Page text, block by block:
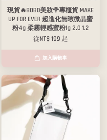
現貨🔥BOBO美妝🌹專櫃貨 MAKE
UP FOR EVER 超進化無暇微晶蜜
粉4g 柔霧輕感蜜粉1g 2.0 1.2
從NT$ 199 起
加入購物車